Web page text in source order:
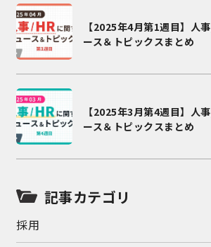
【2025年4月第1週目】人
ース＆トピックスまとめ
【2025年3月第4週目】人
ース＆トピックスまとめ
記事カテゴリ
採用